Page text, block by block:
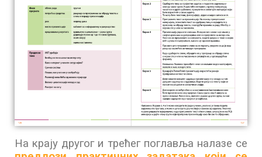
На крају другог и трећег поглавља налазе се